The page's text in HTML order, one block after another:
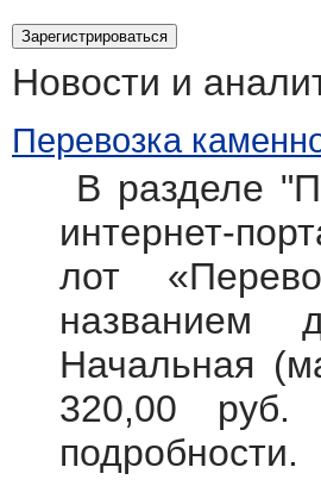
Новости и
Перевозка
В разделе
интернет-
лот
названием
Начальная
320,00
подробности.